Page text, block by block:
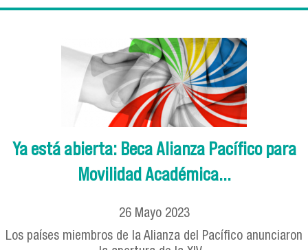
Ya está abierta: Beca Alianza Pacífico para
Movilidad Académica...
26 Mayo 2023
Los países miembros de la Alianza del Pacífico anunciaron